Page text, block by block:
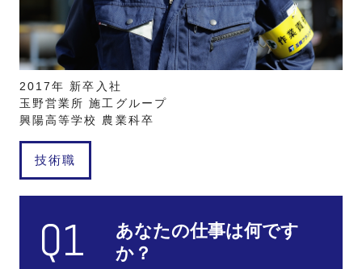
2017年 新卒⼊社
玉野営業所 施工グループ
興陽高等学校 農業科卒
技術職
Q1
あなたの仕事は何です
か？